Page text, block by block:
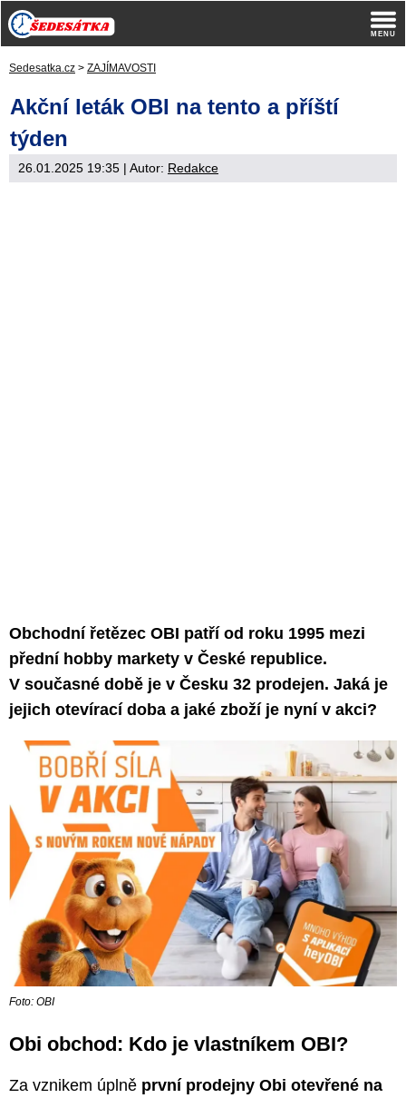
Sedesatka.cz > ZAJÍMAVOSTI
Akční leták OBI na tento a příští
týden
26.01.2025 19:35 | Autor: Redakce
Obchodní řetězec OBI patří od roku 1995 mezi
přední hobby markety v České republice.
V současné době je v Česku 32 prodejen. Jaká je
jejich otevírací doba a jaké zboží je nyní v akci?
Foto: OBI
Obi obchod: Kdo je vlastníkem OBI?
Za vznikem úplně první prodejny Obi otevřené na